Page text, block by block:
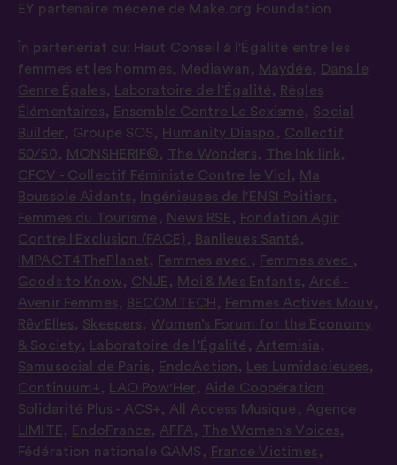
EY partenaire mécène de Make.org Foundation
În parteneriat cu: Haut Conseil à l'Égalité entre les
femmes et les hommes, Mediawan , Maydée, Dans le
Genre Égales, Laboratoire de l’Égalité, Règles
Élémentaires, Ensemble Contre Le Sexisme, Social
Builder, Groupe SOS, Humanity Diaspo , Collectif
50/50, MONSHERIF©, The Wonders, The Ink link,
CFCV - Collectif Féministe Contre le Viol , Ma
Boussole Aidants, Ingénieuses de l'ENSI Poitiers,
Femmes du Tourisme , News RSE, Fondation Agir
Contre l'Exclusion (FACE) , Banlieues Santé ,
IMPACT4ThePlanet, Femmes avec , Femmes avec ,
Goods to Know, CNJE, Moi & Mes Enfants, Arcé -
Avenir Femmes, BECOMTECH , Femmes Actives Mouv,
Rêv'Elles, Skeepers, Women’s Forum for the Economy
& Society, Laboratoire de l’Égalité , Artemisia ,
Samusocial de Paris, EndoAction , Les Lumidacieuses,
Continuum+, LAO Pow'Her, Aide Coopération
Solidarité Plus - ACS+, All Access Musique , Agence
LIMITE, EndoFrance, AFFA, The Women's Voices,
Fédération nationale GAMS , France Victimes ,